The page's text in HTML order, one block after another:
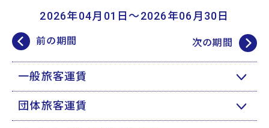
前の期間
2026年04月01日〜2026年06月30日
次の期間
一般旅客運賃
団体旅客運賃